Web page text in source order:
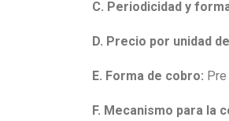
C. Periodicidad y
D. Precio por unidad
E. Forma de cobro:
F. Mecanismo para la